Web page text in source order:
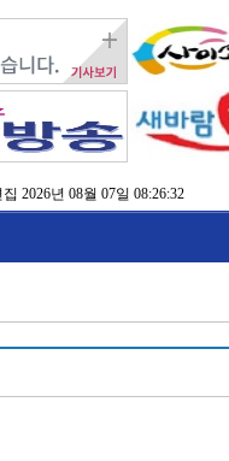
2026년 08월 07일 08:26:32